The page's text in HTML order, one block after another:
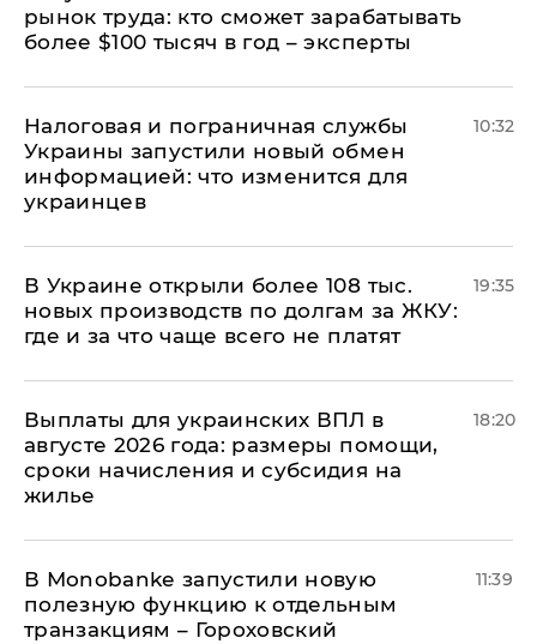
рынок труда: кто сможет зарабатывать
более $100 тысяч в год – эксперты
Налоговая и пограничная службы
Украины запустили новый обмен
информацией: что изменится для
украинцев
10:32
В Украине открыли более 108 тыс.
новых производств по долгам за ЖКУ:
где и за что чаще всего не платят
19:35
Выплаты для украинских ВПЛ в
августе 2026 года: размеры помощи,
сроки начисления и субсидия на
жилье
18:20
В Мonobankе запустили новую
полезную функцию к отдельным
транзакциям – Гороховский
11:39